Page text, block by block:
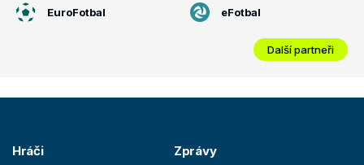
EuroFotbal eFotbal
Další partneři
Hráči Zprávy